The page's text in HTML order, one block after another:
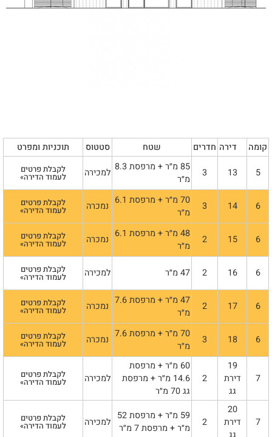
קומה דירה חדרים שטח סטטוס
תוכניות ומפרט
5
13
3
85 מ״ר + מרפסת 8.3
מ״ר
למכירה לקבלת פרטים
לעמוד הדירה»
6
14
3
70 מ״ר + מרפסת 6.1
מ״ר
נמכרה לקבלת פרטים
לעמוד הדירה»
6
15
2
48 מ״ר + מרפסת 6.1
מ״ר
נמכרה לקבלת פרטים
לעמוד הדירה»
6
16
2 47 מ״ר למכירה לקבלת פרטים
לעמוד הדירה»
6
17
2
47 מ״ר + מרפסת 7.6
מ״ר
נמכרה לקבלת פרטים
לעמוד הדירה»
6
18
3
70 מ״ר + מרפסת 7.6
מ״ר
נמכרה לקבלת פרטים
לעמוד הדירה»
7
19
דירת
גג
2
60 מ״ר + מרפסת
14.6 מ״ר + מרפסת
גג 70 מ״ר
למכירה לקבלת פרטים
לעמוד הדירה»
7
20
דירת
2
59 מ״ר + מרפסת 52
מ״ר + מרפסת 7 מ״ר
למכירה לקבלת פרטים
לעמוד הדירה»